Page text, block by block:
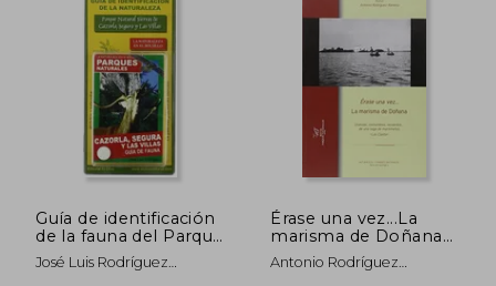
dcto. $ 4.438 dcto.
Guía de identificación
de la fauna del Parque
Natural de Cazorla,
Segura y Las Villas
José Luis Rodríguez
Érase una vez...La
marisma de Doñana
(Naturaleza y Parques
Nacionales)
Antonio Rodríguez